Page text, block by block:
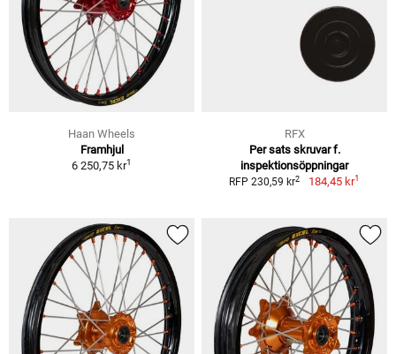
Haan Wheels
Framhjul
6 250,75 kr1
RFX
Per sats skruvar f.
inspektionsöppningar
RFP 230,59 kr2 184,45 kr1